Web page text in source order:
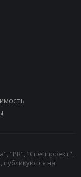
"PR", "Спецпроект",
на